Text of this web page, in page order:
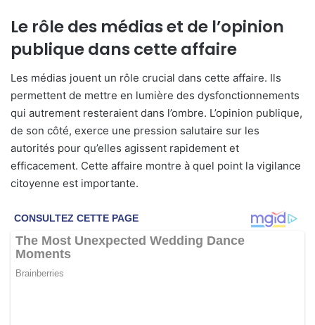
Le rôle des médias et de l’opinion
publique dans cette affaire
Les médias jouent un rôle crucial dans cette affaire. Ils
permettent de mettre en lumière des dysfonctionnements
qui autrement resteraient dans l’ombre. L’opinion publique,
de son côté, exerce une pression salutaire sur les
autorités pour qu’elles agissent rapidement et
efficacement. Cette affaire montre à quel point la vigilance
citoyenne est importante.